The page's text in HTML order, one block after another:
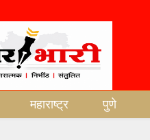
महाराष्ट्र पुणे